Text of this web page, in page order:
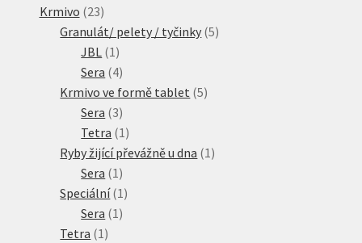
Krmivo 2323
produktů
Granulát/ pelety / tyčinky 55
JBL 1 1
produkt
Sera 44
produkty
Krmivo ve formě tablet 55
Sera 33
produkty
Tetra 1 1
produkt
Ryby žijící převážně u dna 1 1
Sera 1 1
produkt
Speciální 1 1
Sera 1 1
Tetra 1 1